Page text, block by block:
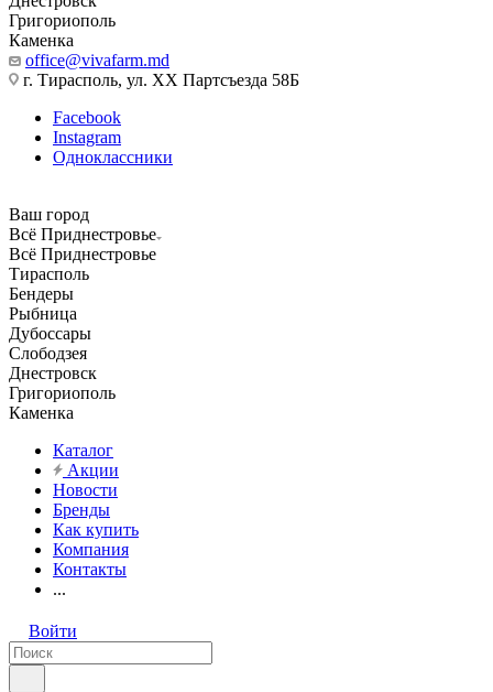
Григориополь
Каменка
office@vivafarm.md
г. Тирасполь, ул. ХХ Партсъезда 58Б
Facebook
Instagram
Одноклассники
Ваш город
Всё Приднестровье
Всё Приднестровье
Тирасполь
Бендеры
Рыбница
Дубоссары
Слободзея
Днестровск
Григориополь
Каменка
Каталог
Акции
Новости
Бренды
Как купить
Компания
Контакты
...
Войти